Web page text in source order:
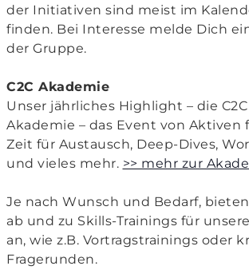
der Initiativen sind meist im
finden. Bei Interesse melde Dich
der Gruppe.
C2C Akademie
Unser jährliches Highlight – die C2C
Akademie – das Event von Aktiven
Zeit für Austausch, Deep-Dives,
und vieles mehr. >> mehr zur
Je nach Wunsch und Bedarf,
ab und zu Skills-Trainings für
an, wie z.B. Vortragstrainings oder
Fragerunden.